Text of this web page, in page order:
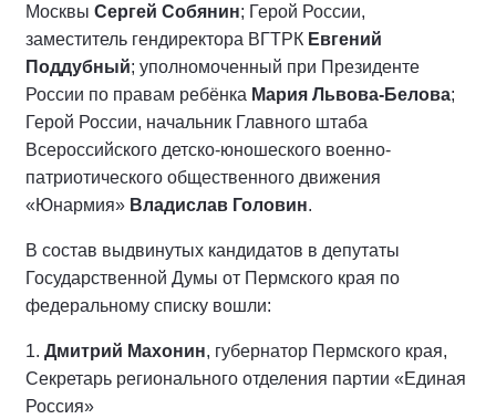
Москвы Сергей Собянин; Герой России,
заместитель гендиректора ВГТРК Евгений
Поддубный; уполномоченный при Президенте
России по правам ребёнка Мария Львова-Белова;
Герой России, начальник Главного штаба
Всероссийского детско-юношеского военно-
патриотического общественного движения
«Юнармия» Владислав Головин.
В состав выдвинутых кандидатов в депутаты
Государственной Думы от Пермского края по
федеральному списку вошли:
1. Дмитрий Махонин, губернатор Пермского края,
Секретарь регионального отделения партии «Единая
Россия»